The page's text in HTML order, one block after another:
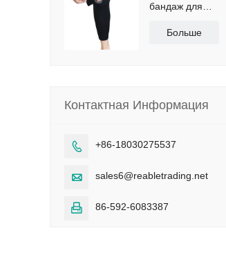
бандаж для
сертификатами
Больше
Контактная Информация
 +86-18030275537
 sales6@reabletrading.net
 86-592-6083387